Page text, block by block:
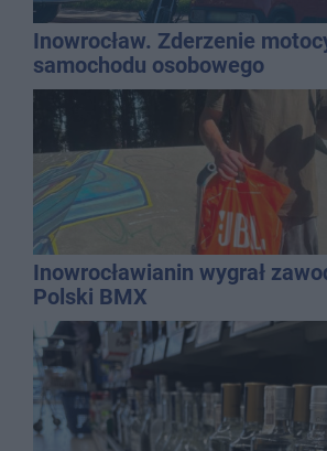
Inowrocław. Zderzenie
samochodu osobowego
Inowrocławianin wygrał
Polski BMX